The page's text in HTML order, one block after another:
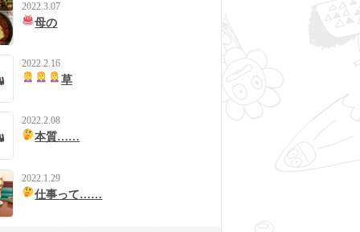
2022.3.07
母の
2022.2.16
草
2022.2.08
本質……
2022.1.29
仕事って……